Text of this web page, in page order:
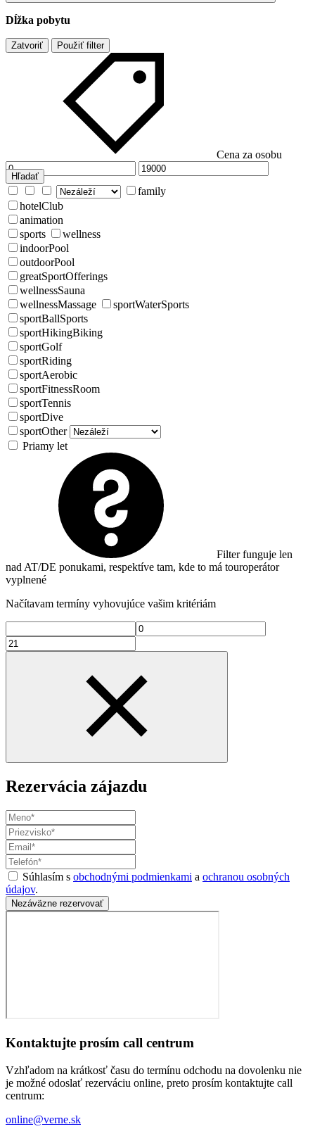
Dĺžka pobytu
Zatvoriť Použiť filter
Cena za osobu
Hľadať
family
hotelClub
animation
sports
wellness
indoorPool
outdoorPool
greatSportOfferings
wellnessSauna
wellnessMassage
sportWaterSports
sportBallSports
sportHikingBiking
sportGolf
sportRiding
sportAerobic
sportFitnessRoom
sportTennis
sportDive
sportOther
Priamy let
Filter funguje len
nad AT/DE ponukami, respektíve tam, kde to má touroperátor
vyplnené
Načítavam termíny vyhovujúce vašim kritériám
Rezervácia zájazdu
Súhlasím s obchodnými podmienkami a ochranou osobných
údajov.
Nezáväzne rezervovať
Kontaktujte prosím call centrum
Vzhľadom na krátkosť času do termínu odchodu na dovolenku nie
je možné odoslať rezerváciu online, preto prosím kontaktujte call
centrum:
online@verne.sk